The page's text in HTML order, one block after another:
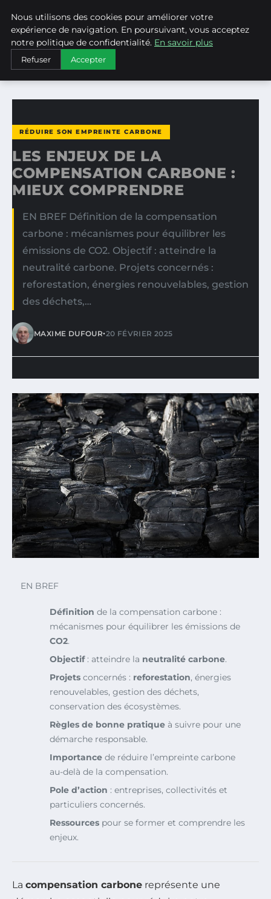
WEARECLIMATECONTROL
ACCUEIL
RÉDUIRE SON EMPREINTE CARBONE
LES ENJEUX DE LA COMPENSATION CARBONE : MIEUX…
RÉDUIRE SON EMPREINTE CARBONE
LES ENJEUX DE LA
COMPENSATION CARBONE :
MIEUX COMPRENDRE
EN BREF Définition de la compensation
carbone : mécanismes pour équilibrer les
émissions de CO2. Objectif : atteindre la
neutralité carbone. Projets concernés :
reforestation, énergies renouvelables, gestion
des déchets,…
MAXIME DUFOUR•20 FÉVRIER 2025
EN BREF
Définition de la compensation carbone :
mécanismes pour équilibrer les émissions de
CO2.
Objectif: atteindre la neutralité carbone.
Projets concernés : reforestation, énergies
renouvelables, gestion des déchets,
conservation des écosystèmes.
Règles de bonne pratique à suivre pour une
démarche responsable.
Importance de réduire l’empreinte carbone
au-delà de la compensation.
Pole d’action : entreprises, collectivités et
particuliers concernés.
Ressources pour se former et comprendre les
enjeux.
La compensation carbone représente une
Nous utilisons des cookies pour améliorer votre
expérience de navigation. En poursuivant, vous acceptez
notre politique de confidentialité. En savoir plus
Refuser Accepter